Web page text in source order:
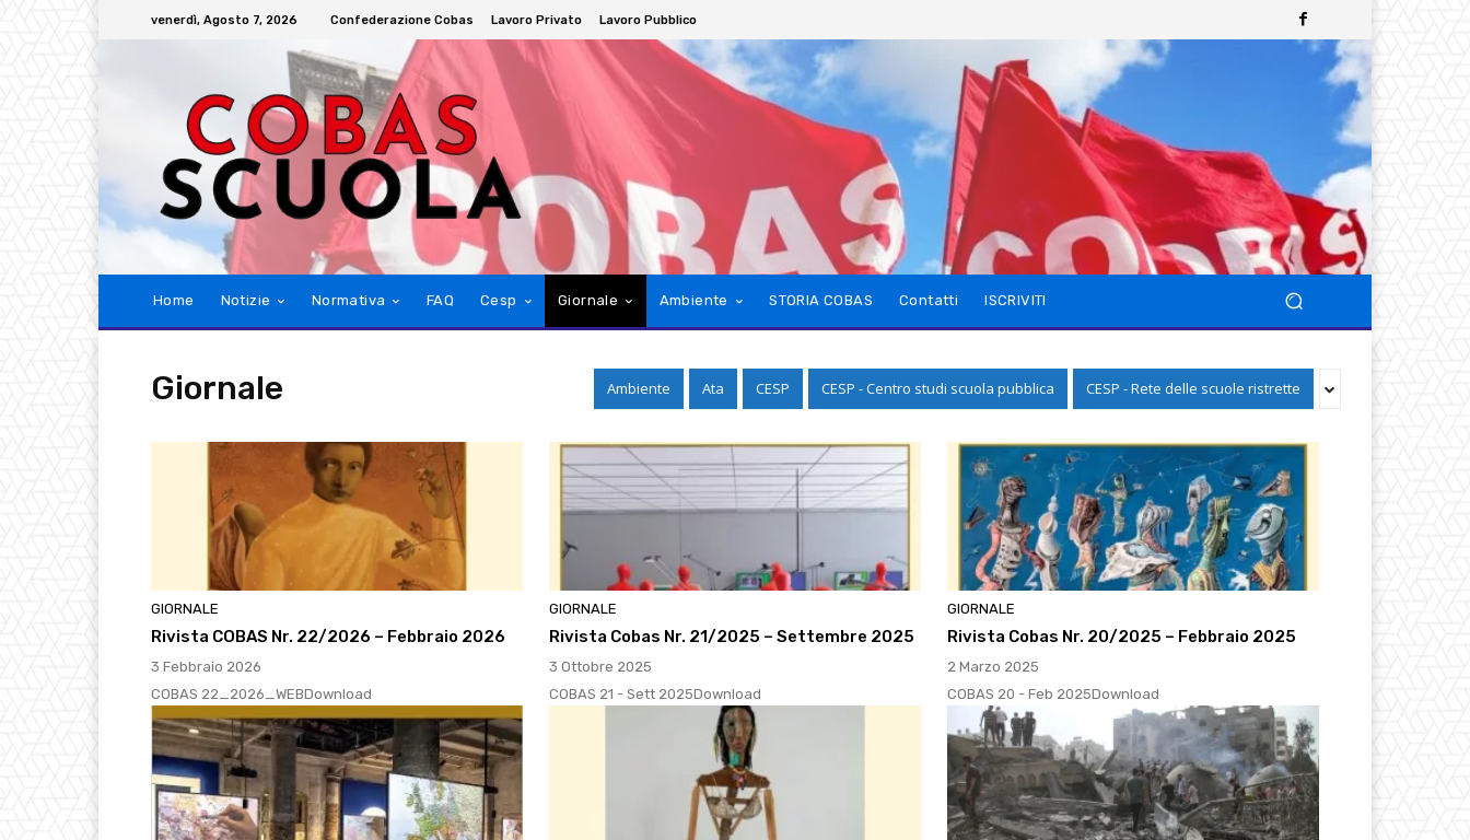
venerdì, Agosto 7, 2026 Confederazione Cobas Lavoro Privato Lavoro Pubblico
Home Notizie Normativa FAQ Cesp Giornale Ambiente STORIA COBAS Contatti ISCRIVITI
Giornale Ambiente Ata CESP CESP - Centro studi scuola pubblica CESP - Rete delle scuole ristrette
GIORNALE
Rivista COBAS Nr. 22/2026 – Febbraio 2026
3 Febbraio 2026
COBAS 22_2026_WEBDownload
GIORNALE
Rivista Cobas Nr. 21/2025 – Settembre 2025
3 Ottobre 2025
COBAS 21 - Sett 2025Download
GIORNALE
Rivista Cobas Nr. 20/2025 – Febbraio 2025
2 Marzo 2025
COBAS 20 - Feb 2025Download